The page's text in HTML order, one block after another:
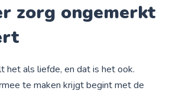
zorg ongemerkt
het als liefde, en dat is het ook.
te maken krijgt begint met de